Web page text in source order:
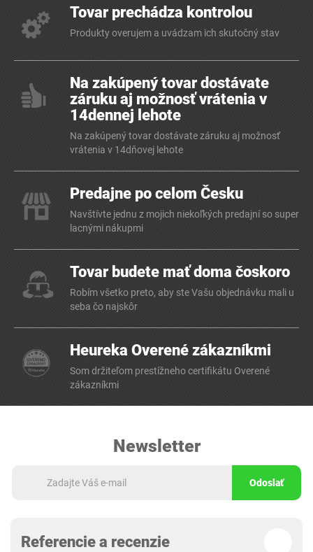
Tovar prechádza kontrolou
Produkty overujem a uvádzam ich skutočný stav
Na zakúpený tovar dostávate
záruku aj možnosť vrátenia v
14dennej lehote
Na zakúpený tovar dostávate záruku aj možnosť
vrátenia v 14dňovej lehote
Predajne po celom Česku
Navštívte jednu z mojich niekoľkých predajní so super
lacnými nákupmi
Tovar budete mať doma čoskoro
Robím všetko preto, aby ste Vašu objednávku mali u
seba čo najskôr
Heureka Overené zákazníkmi
Som držiteľom prestížneho certifikátu Overené
zákazníkmi
Newsletter
Odoslať
Referencie a recenzie